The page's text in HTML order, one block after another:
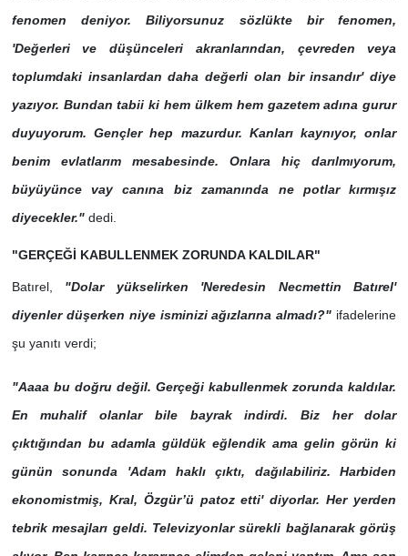
fenomen deniyor. Biliyorsunuz sözlükte bir fenomen,
'Değerleri ve düşünceleri akranlarından, çevreden veya
toplumdaki insanlardan daha değerli olan bir insandır' diye
yazıyor. Bundan tabii ki hem ülkem hem gazetem adına gurur
duyuyorum. Gençler hep mazurdur. Kanları kaynıyor, onlar
benim evlatlarım mesabesinde. Onlara hiç darılmıyorum,
büyüyünce vay canına biz zamanında ne potlar kırmışız
diyecekler."dedi.
"GERÇEĞİ KABULLENMEK ZORUNDA KALDILAR"
Batırel, "Dolar yükselirken 'Neredesin Necmettin Batırel'
diyenler düşerken niye isminizi ağızlarına almadı?" ifadelerine
şu yanıtı verdi;
"Aaaa bu doğru değil. Gerçeği kabullenmek zorunda kaldılar.
En muhalif olanlar bile bayrak indirdi. Biz her dolar
çıktığından bu adamla güldük eğlendik ama gelin görün ki
günün sonunda 'Adam haklı çıktı, dağılabiliriz. Harbiden
ekonomistmiş, Kral, Özgür’ü patoz etti' diyorlar. Her yerden
tebrik mesajları geldi. Televizyonlar sürekli bağlanarak görüş